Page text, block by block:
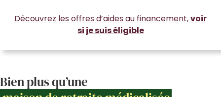
Découvrez les offres d’aides au financement,voir
si je suis éligible
Bien plus qu’une